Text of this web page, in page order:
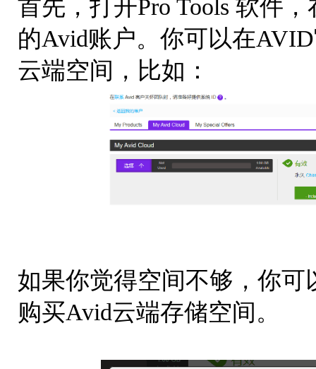
首先，打开Pro Tools 软件
的Avid账户。你可以在
云端空间，比如：
如果你觉得空间不够，你可
购买Avid云端存储空间。